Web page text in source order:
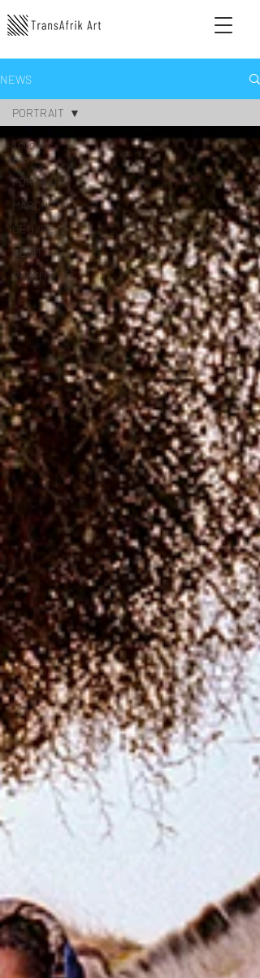
NEWS
Tous les
posts
PORTRAIT
MARCHÉ
OEUVRE
RECIT
PHOTO
PORTRAIT